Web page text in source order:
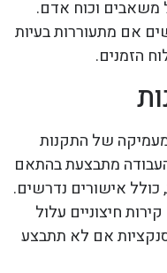
משאבים וכוח אדם.
אם מתעוררות בעיות
הזמנים.
מעמיקה של התקנות
מתבצעת בהתאם
אישורים נדרשים.
חיצוניים עלול
אם לא תתבצע